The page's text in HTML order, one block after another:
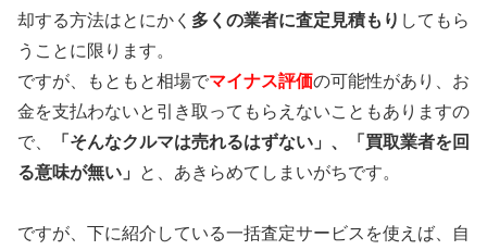
却する方法はとにかく 多くの業者に査定見積もり してもら
うことに限ります。
ですが、もともと相場でマイナス評価の可能性があり、お
金を支払わないと引き取ってもらえないこともありますの
で、
「そんなクルマは売れるはずない」、「買取業者を回
る意味が無い」
と、あきらめてしまいがちです。
ですが、下に紹介している一括査定サービスを使えば、自